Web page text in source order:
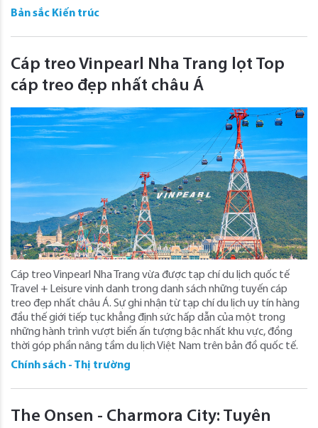
Bản sắc Kiến trúc
Cáp treo Vinpearl Nha Trang lọt Top
cáp treo đẹp nhất châu Á
Cáp treo Vinpearl Nha Trang vừa được tạp chí du lịch quốc tế
Travel + Leisure vinh danh trong danh sách những tuyến cáp
treo đẹp nhất châu Á. Sự ghi nhận từ tạp chí du lịch uy tín hàng
đầu thế giới tiếp tục khẳng định sức hấp dẫn của một trong
những hành trình vượt biển ấn tượng bậc nhất khu vực, đồng
thời góp phần nâng tầm du lịch Việt Nam trên bản đồ quốc tế.
Chính sách - Thị trường
The Onsen - Charmora City: Tuyên